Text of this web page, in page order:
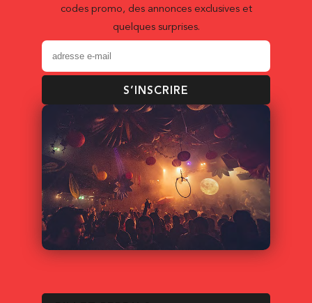
codes promo, des annonces exclusives et
quelques surprises.
S’INSCRIRE